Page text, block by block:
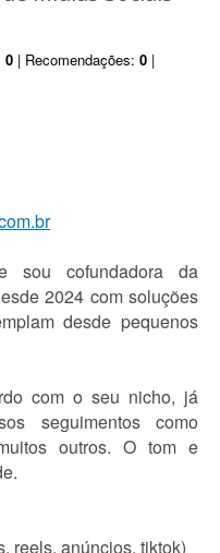
0 | Recomendações: 0 |
cofundadora da
2024 com soluções
desde pequenos
com o seu nicho, já
seguimentos como
outros. O tom e
reels, anúncios, tiktok)